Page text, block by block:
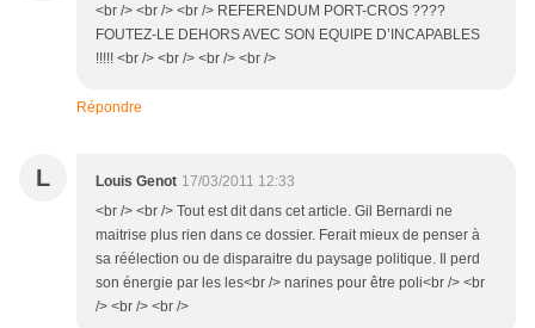
<br /> <br /> <br /> REFERENDUM PORT-CROS ????
FOUTEZ-LE DEHORS AVEC SON EQUIPE D’INCAPABLES
!!!!! <br /> <br /> <br /> <br />
Répondre
L Louis Genot 17/03/2011 12:33
<br /> <br /> Tout est dit dans cet article. Gil Bernardi ne
maitrise plus rien dans ce dossier. Ferait mieux de penser à
sa réélection ou de disparaitre du paysage politique. Il perd
son énergie par les les<br /> narines pour être poli<br /> <br
/> <br /> <br />